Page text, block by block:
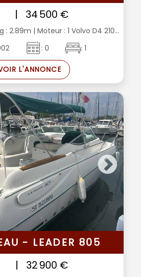
|
34 500 €
: 2.89m | Moteur : 1 Volvo D4 210...
: 0 : 1
L'ANNONCE
- LEADER 805
|
32 900 €